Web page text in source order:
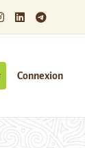
Connexion